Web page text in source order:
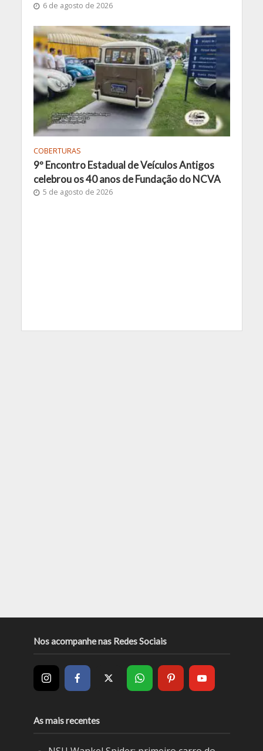
6 de agosto de 2026
COBERTURAS
9º Encontro Estadual de Veículos Antigos
celebrou os 40 anos de Fundação do NCVA
5 de agosto de 2026
Nos acompanhe nas Redes Sociais
As mais recentes